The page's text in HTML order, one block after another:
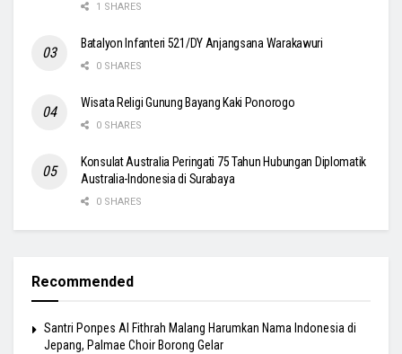
1 SHARES
Batalyon Infanteri 521/DY Anjangsana Warakawuri
0 SHARES
Wisata Religi Gunung Bayang Kaki Ponorogo
0 SHARES
Konsulat Australia Peringati 75 Tahun Hubungan Diplomatik
Australia-Indonesia di Surabaya
0 SHARES
Recommended
Santri Ponpes Al Fithrah Malang Harumkan Nama Indonesia di
Jepang, Palmae Choir Borong Gelar